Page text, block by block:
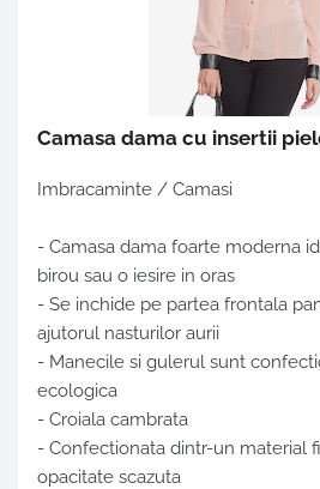
Camasa dama cu insertii
Imbracaminte / Camasi
- Camasa dama foarte moderna
birou sau o iesire in oras
- Se inchide pe partea frontala
ajutorul nasturilor aurii
- Manecile si gulerul sunt
ecologica
- Croiala cambrata
- Confectionata dintr-un material
opacitate scazuta